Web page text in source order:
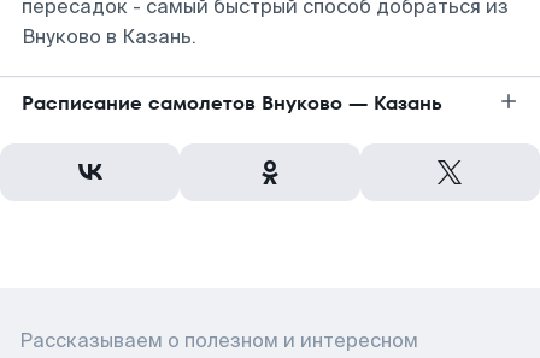
пересадок - самый быстрый способ добраться из
Внуково в Казань.
Расписание самолетов Внуково — Казань
Рассказываем о полезном и интересном